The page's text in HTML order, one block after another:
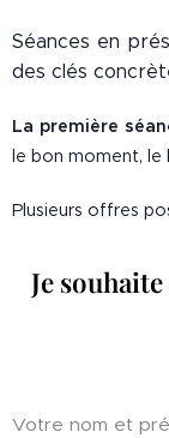
Séances en
des clés
La première
le bon moment, le
Plusieurs offres
Je
Votre nom et